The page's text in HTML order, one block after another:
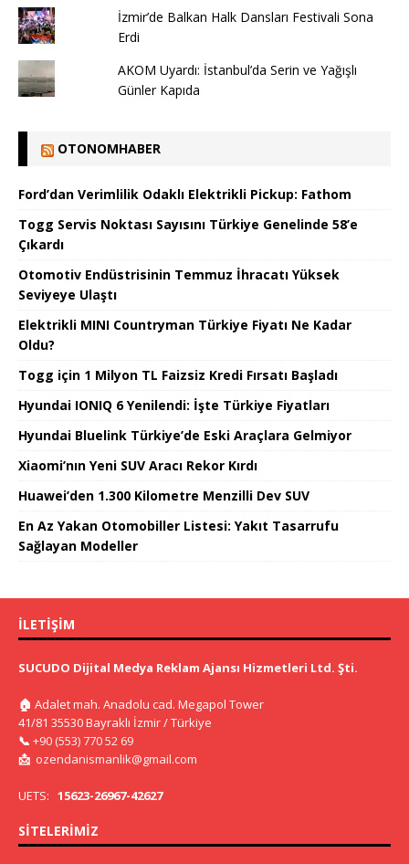
İzmir’de Balkan Halk Dansları Festivali Sona
Erdi
AKOM Uyardı: İstanbul’da Serin ve Yağışlı
Günler Kapıda
OTONOMHABER
Ford’dan Verimlilik Odaklı Elektrikli Pickup: Fathom
Togg Servis Noktası Sayısını Türkiye Genelinde 58’e
Çıkardı
Otomotiv Endüstrisinin Temmuz İhracatı Yüksek
Seviyeye Ulaştı
Elektrikli MINI Countryman Türkiye Fiyatı Ne Kadar
Oldu?
Togg için 1 Milyon TL Faizsiz Kredi Fırsatı Başladı
Hyundai IONIQ 6 Yenilendi: İşte Türkiye Fiyatları
Hyundai Bluelink Türkiye’de Eski Araçlara Gelmiyor
Xiaomi’nın Yeni SUV Aracı Rekor Kırdı
Huawei’den 1.300 Kilometre Menzilli Dev SUV
En Az Yakan Otomobiller Listesi: Yakıt Tasarrufu
Sağlayan Modeller
İLETIŞIM
SUCUDO Dijital Medya Reklam Ajansı Hizmetleri Ltd. Şti.
🏠 Adalet mah. Anadolu cad. Megapol Tower
41/81 35530 Bayraklı İzmir / Türkiye
📞 +90 (553) 770 52 69
📩 ozendanismanlik@gmail.com
UETS: 15623-26967-42627
SITELERIMIZ